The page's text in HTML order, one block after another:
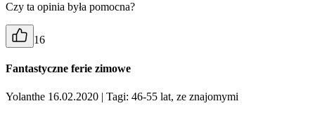
Czy ta opinia była pomocna?
16
Fantastyczne ferie zimowe
Yolanthe 16.02.2020 | Tagi: 46-55 lat, ze znajomymi